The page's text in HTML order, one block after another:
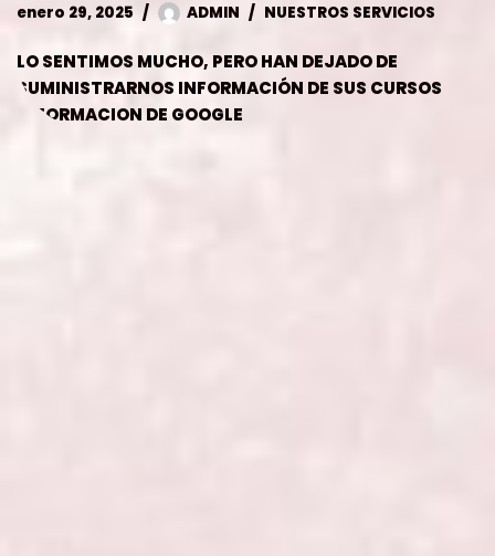
enero 29, 2025 ADMIN NUESTROS SERVICIOS
LO SENTIMOS MUCHO, PERO HAN DEJADO DE
SUMINISTRARNOS INFORMACIÓN DE SUS CURSOS
INFORMACION DE GOOGLE